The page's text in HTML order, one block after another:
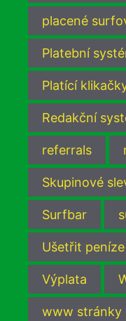
placené
Platební
Platící
Redakční
referrals
Skupinové
Surfbar
Ušetřit peníze
Výplata
www stránky